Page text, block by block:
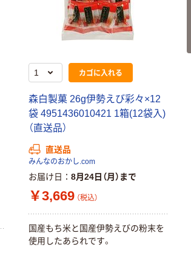
カゴに入れる
森白製菓 26g伊勢えび彩々×12
袋 4951436010421 1箱(12袋入)
（直送品）
直送品
みんなのおかし.com
お届け日 8月24日（月）まで
￥3,669 （税込）
国産もち米と国産伊勢えびの粉末を
使用したあられです。